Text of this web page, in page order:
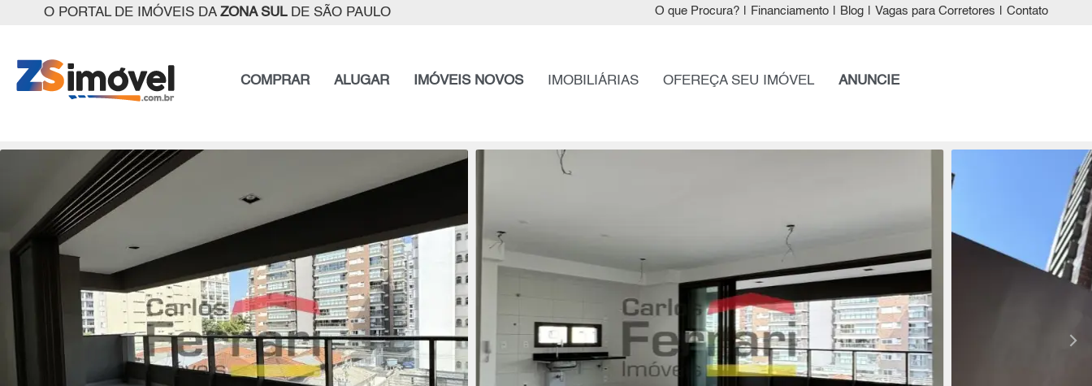
O PORTAL DE IMÓVEIS DA ZONA SULDE SÃO PAULO O que Procura? Financiamento Blog Vagas para Corretores Contato
COMPRAR ALUGAR IMÓVEIS NOVOS IMOBILIÁRIAS OFEREÇA SEU IMÓVEL ANUNCIE